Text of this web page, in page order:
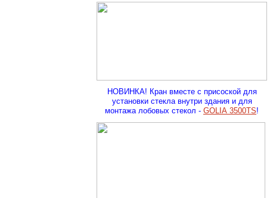
НОВИНКА! Кран вместе с присоской для
установки стекла внутри здания и для
монтажа лобовых стекол - GOLIA 3500TS!